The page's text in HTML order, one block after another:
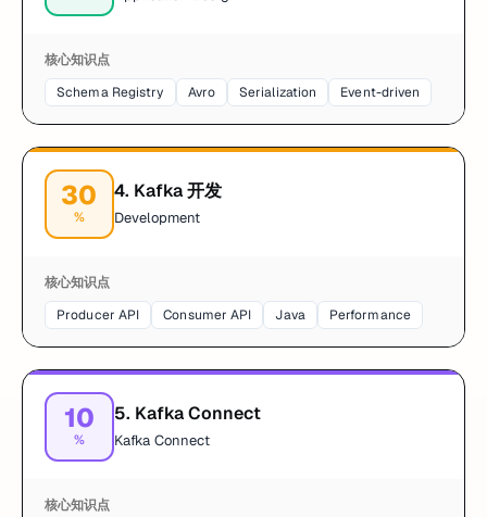
核心知识点
Schema Registry
Avro Serialization Event-driven
30
%
4. Kafka 开发
Development
核心知识点
Producer API
Consumer API Java Performance
10
%
5. Kafka Connect
Kafka Connect
核心知识点